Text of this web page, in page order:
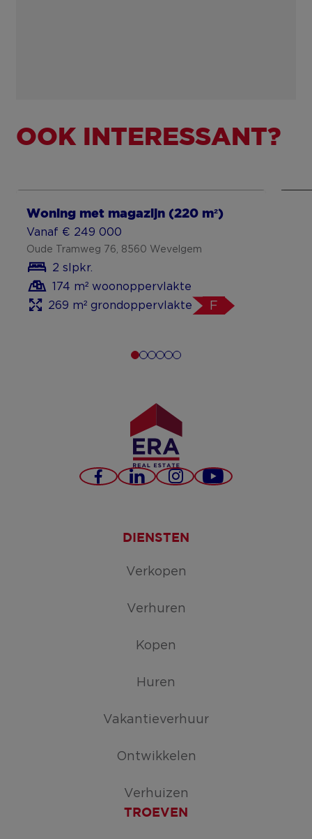
OOK INTERESSANT?
Woning met magazijn (220 m²)
Vanaf € 249 000
Oude Tramweg 76, 8560 Wevelgem
2 slpkr.
174 m² woonoppervlakte
269 m² grondoppervlakte
F
Toon meer
Facebook
LinkedInInstagramYouTube
DIENSTEN
Verkopen
Verhuren
Kopen
Huren
Vakantieverhuur
Ontwikkelen
Verhuizen
TROEVEN